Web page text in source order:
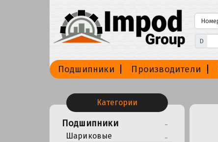
D
Подшипники Производители
Категории
Подшипники
Шариковые